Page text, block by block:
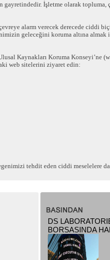
İşletme olarak topluma,
çevreye alarm verecek derecede
geleceğini koruma altına
Kaynakları Koruma Konseyi’ne
web sitelerini ziyaret edin:
tehdit eden ciddi
DS
BORSASINDA